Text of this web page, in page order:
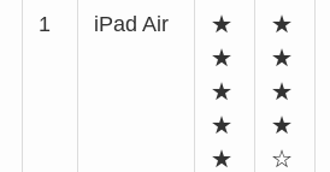
1 iPad Air
★
★
★
★
★
★
★
★
★
☆